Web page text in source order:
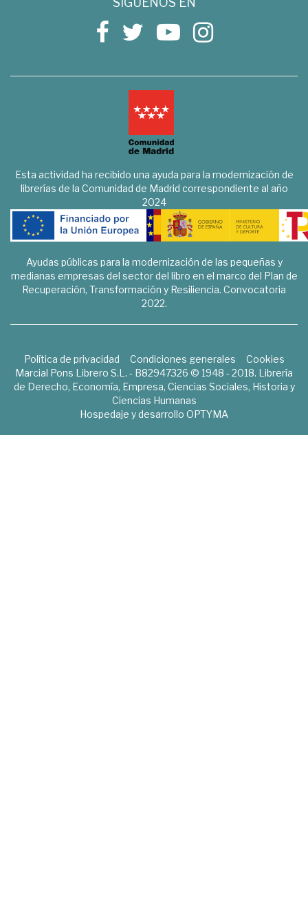
Esta actividad ha recibido una ayuda para la modernización de
librerías de la Comunidad de Madrid correspondiente al año
2024
Ayudas públicas para la modernización de las pequeñas y
medianas empresas del sector del libro en el marco del Plan de
Recuperación, Transformación y Resiliencia. Convocatoria
2022.
Política de privacidad Condiciones generales
Cookies
Marcial Pons Librero S.L. - B82947326 © 1948 - 2018. Librería
de Derecho, Economía, Empresa, Ciencias Sociales, Historia y
Ciencias Humanas
Hospedaje y desarrollo OPTYMA